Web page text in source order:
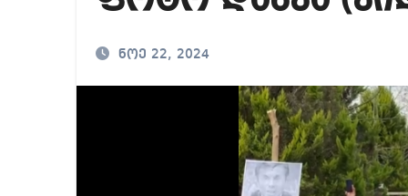
იმდენად დიდია
ნოე 22, 2024